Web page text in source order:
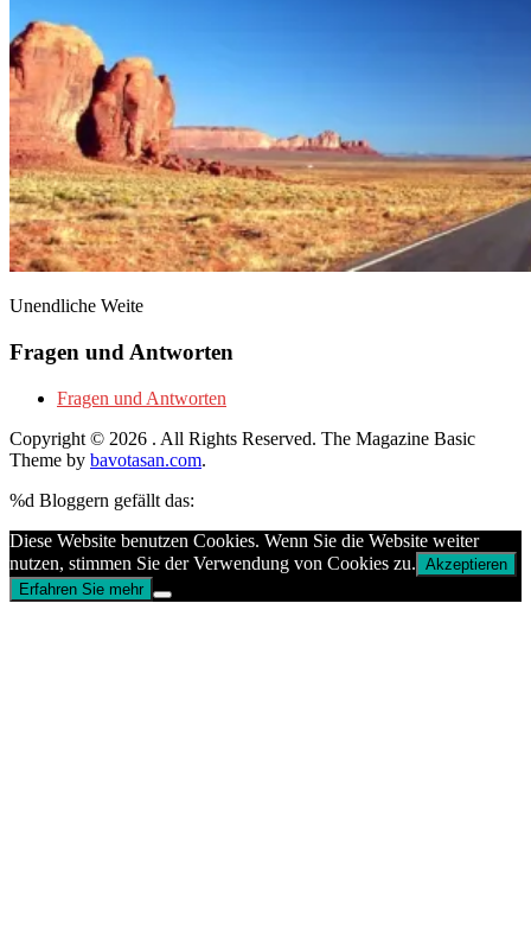
Unendliche Weite
Fragen und Antworten
Fragen und Antworten
Copyright © 2026 . All Rights Reserved. The Magazine Basic
Theme by bavotasan.com.
%d Bloggern gefällt das:
Diese Website benutzen Cookies. Wenn Sie die Website weiter
nutzen, stimmen Sie der Verwendung von Cookies zu. Akzeptieren
Erfahren Sie mehr